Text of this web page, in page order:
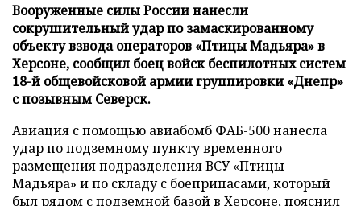
Вооруженные силы России нанесли
сокрушительный удар по замаскированному
объекту взвода операторов «Птицы Мадьяра» в
Херсоне, сообщил боец войск беспилотных систем
18-й общевойсковой армии группировки «Днепр»
с позывным Северск.
Авиация с помощью авиабомб ФАБ-500 нанесла
удар по подземному пункту временного
размещения подразделения ВСУ «Птицы
Мадьяра» и по складу с боеприпасами, который
был рядом с подземной базой в Херсоне, пояснил